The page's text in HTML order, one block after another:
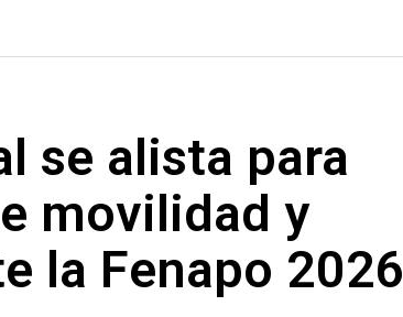
se alista para
movilidad y
la Fenapo 2026